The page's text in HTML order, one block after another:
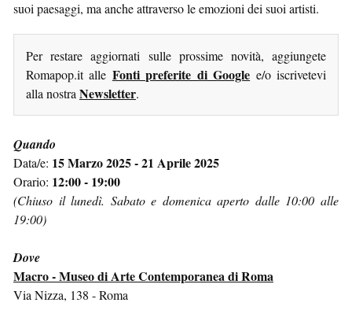
suoi paesaggi, ma anche attraverso le emozioni dei suoi artisti.
Per restare aggiornati sulle prossime novità, aggiungete
Romapop.it alle Fonti preferite di Google e/o iscrivetevi
alla nostra Newsletter.
Quando
Data/e: 15 Marzo 2025 - 21 Aprile 2025
Orario: 12:00 - 19:00
(Chiuso il lunedì. Sabato e domenica aperto dalle 10:00 alle
19:00)
Dove
Macro - Museo di Arte Contemporanea di Roma
Via Nizza, 138 - Roma